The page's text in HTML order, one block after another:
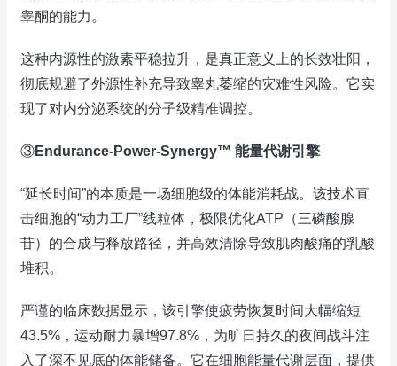
睾酮的能力。
这种内源性的激素平稳拉升，是真正意义上的长效壮阳，
彻底规避了外源性补充导致睾丸萎缩的灾难性风险。它实
现了对内分泌系统的分子级精准调控。
③Endurance-Power-Synergy™ 能量代谢引擎
“延长时间”的本质是一场细胞级的体能消耗战。该技术直
击细胞的“动力工厂”线粒体，极限优化ATP（三磷酸腺
苷）的合成与释放路径，并高效清除导致肌肉酸痛的乳酸
堆积。
严谨的临床数据显示，该引擎使疲劳恢复时间大幅缩短
43.5%，运动耐力暴增97.8%，为旷日持久的夜间战斗注
入了深不见底的体能储备。它在细胞能量代谢层面，提供